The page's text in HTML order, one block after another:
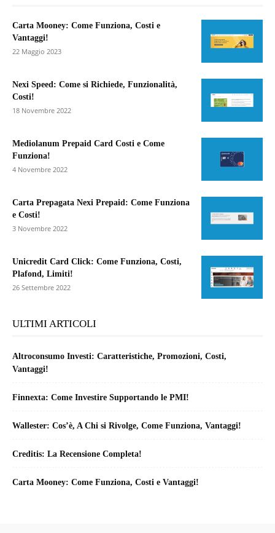
Carta Mooney: Come Funziona, Costi e
Vantaggi!
22 Maggio 2023
Nexi Speed: Come si Richiede, Funzionalità,
Costi!
18 Novembre 2022
Mediolanum Prepaid Card Costi e Come
Funziona!
4 Novembre 2022
Carta Prepagata Nexi Prepaid: Come Funziona
e Costi!
3 Novembre 2022
Unicredit Card Click: Come Funziona, Costi,
Plafond, Limiti!
26 Settembre 2022
ULTIMI ARTICOLI
Altroconsumo Investi: Caratteristiche, Promozioni, Costi,
Vantaggi!
Finnexta: Come Investire Supportando le PMI!
Wallester: Cos’è, A Chi si Rivolge, Come Funziona, Vantaggi!
Creditis: La Recensione Completa!
Carta Mooney: Come Funziona, Costi e Vantaggi!